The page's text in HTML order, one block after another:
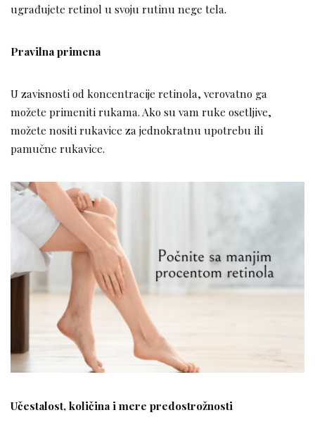
ugrađujete retinol u svoju rutinu nege tela.
Pravilna primena
U zavisnosti od koncentracije retinola, verovatno ga
možete primeniti rukama. Ako su vam ruke osetljive,
možete nositi rukavice za jednokratnu upotrebu ili
pamučne rukavice.
Učestalost, količina i mere predostrožnosti